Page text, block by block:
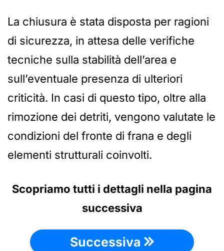
La chiusura è stata disposta per ragioni
di sicurezza, in attesa delle verifiche
tecniche sulla stabilità dell’area e
sull’eventuale presenza di ulteriori
criticità. In casi di questo tipo, oltre alla
rimozione dei detriti, vengono valutate le
condizioni del fronte di frana e degli
elementi strutturali coinvolti.
Scopriamo tutti i dettagli nella pagina
successiva
Successiva